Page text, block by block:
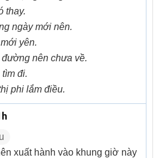
thay.
ngày mới nên.
yên.
nên chưa về.
đi.
phi lắm điều.
xuất hành vào khung giờ này